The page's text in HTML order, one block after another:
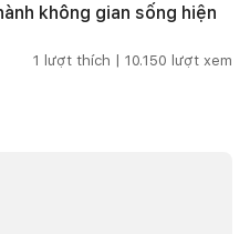
không gian sống hiện
1 lượt thích | 10.150 lượt xem